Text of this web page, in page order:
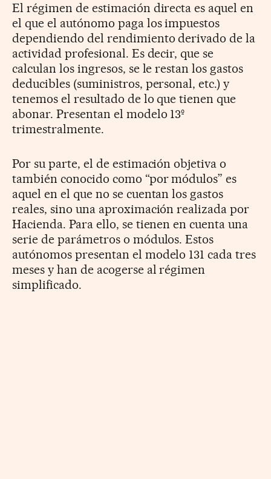
El régimen de estimación directa es aquel en
el que el autónomo paga los impuestos
dependiendo del rendimiento derivado de la
actividad profesional. Es decir, que se
calculan los ingresos, se le restan los gastos
deducibles (suministros, personal, etc.) y
tenemos el resultado de lo que tienen que
abonar. Presentan el modelo 13º
trimestralmente.
Por su parte, el de estimación objetiva o
también conocido como “por módulos” es
aquel en el que no se cuentan los gastos
reales, sino una aproximación realizada por
Hacienda. Para ello, se tienen en cuenta una
serie de parámetros o módulos. Estos
autónomos presentan el modelo 131 cada tres
meses y han de acogerse al régimen
simplificado.